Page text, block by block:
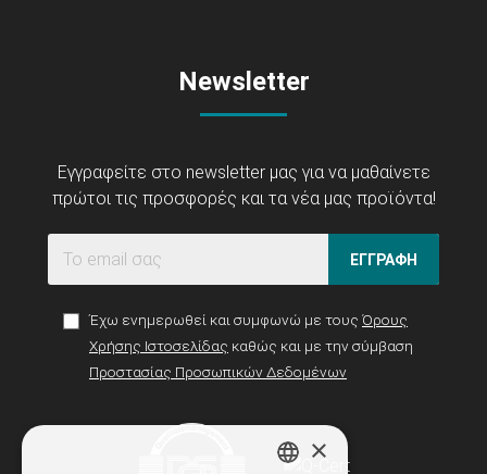
Newsletter
Εγγραφείτε στο newsletter μας για να μαθαίνετε
πρώτοι τις προσφορές και τα νέα μας προϊόντα!
ΕΓΓΡΑΦΗ
Έχω ενημερωθεί και συμφωνώ με τους Όρους
Χρήσης Ιστοσελίδας καθώς και με την σύμβαση
Προστασίας Προσωπικών Δεδομένων
×